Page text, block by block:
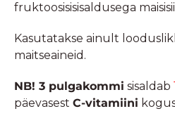
fruktoosisisisaldusega
Kasutatakse ainult
maitseaineid.
NB! 3 pulgakommi sisaldab
päevasest C-vitamiini